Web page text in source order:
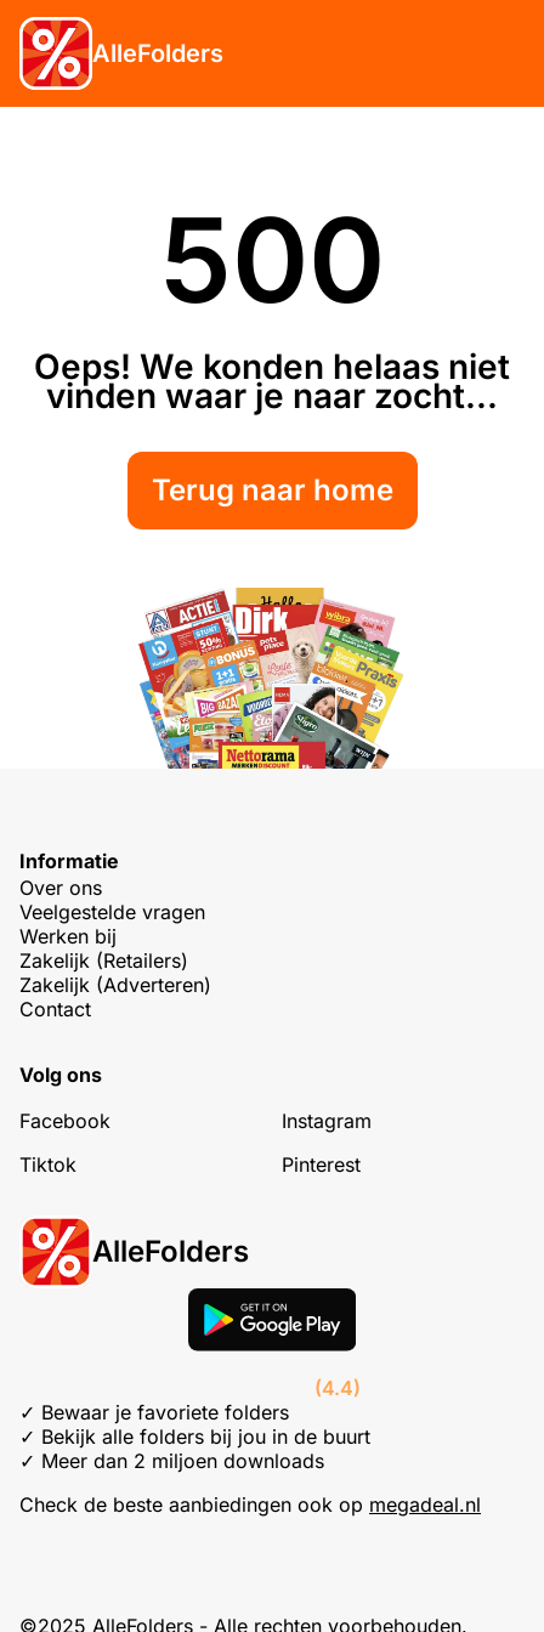
AlleFolders
500
Oeps! We konden helaas niet
vinden waar je naar zocht...
Terug naar home
Informatie
Over ons
Veelgestelde vragen
Werken bij
Zakelijk (Retailers)
Zakelijk (Adverteren)
Contact
Volg ons
Facebook
Instagram
Tiktok
Pinterest
AlleFolders
(4.4)
✓ Bewaar je favoriete folders
✓ Bekijk alle folders bij jou in de buurt
✓ Meer dan 2 miljoen downloads
Check de beste aanbiedingen ook op megadeal.nl
©2025 AlleFolders - Alle rechten voorbehouden.